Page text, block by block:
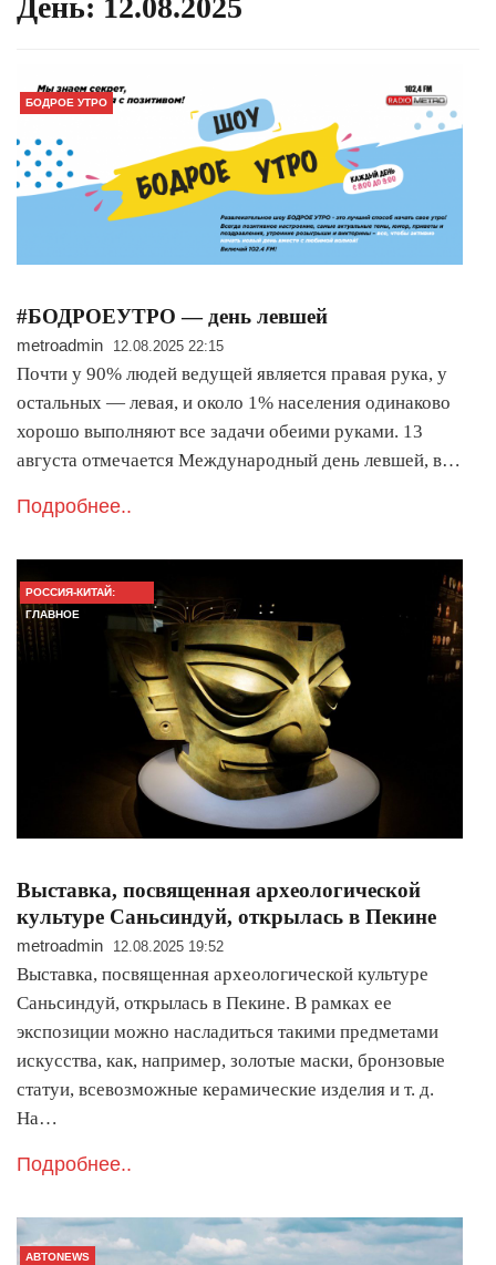
День: 12.08.2025
БОДРОЕ УТРО
#БОДРОЕУТРО — день левшей
metroadmin 12.08.2025 22:15
Почти у 90% людей ведущей является правая рука, у
остальных — левая, и около 1% населения одинаково
хорошо выполняют все задачи обеими руками. 13
августа отмечается Международный день левшей, в…
Подробнее..
РОССИЯ-КИТАЙ:
ГЛАВНОЕ
Выставка, посвященная археологической
культуре Саньсиндуй, открылась в Пекине
metroadmin 12.08.2025 19:52
Выставка, посвященная археологической культуре
Саньсиндуй, открылась в Пекине. В рамках ее
экспозиции можно насладиться такими предметами
искусства, как, например, золотые маски, бронзовые
статуи, всевозможные керамические изделия и т. д.
На…
Подробнее..
АВТОNEWS